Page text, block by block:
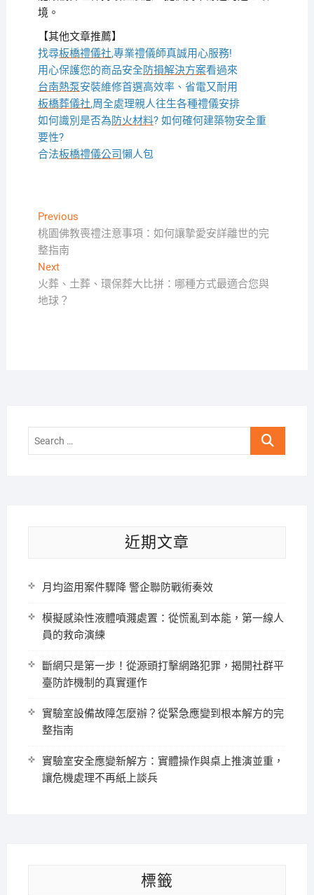
境。
【其他文章推薦】
找尋板橋禮儀社,專業禮儀師真誠用心服務!
用心保護您的商品安全防損解決方案看過來
台南熱泵安裝維修首選高效率、省電又耐用
板橋葬儀社,周全處理親人往生各種禮儀安排
如何識別是否為防火材料? 如何確何建築物安全重
要性?
合法板橋禮儀公司懶人包
文
章
導
覽
PreviousPrevious
post:
桃園佛教喪禮注意事項：如何讓摯愛安詳離世的完
整指南
NextNext
post:
火葬、土葬、環保葬大比拼：哪種方式最適合您與
地球？
Search
近期文章
月均盜用案件驟降 警企聯防戰術奏效
模擬感染性液體噴濺處置：從慌亂到本能，第一線人
員的救命演練
斷網只是第一步！從源頭打擊網路犯罪，揭開社群平
臺防詐機制的真實運作
實驗室設備故障怎麼辦？從緊急應變到根本解方的完
整指南
實驗室安全應變新解方：實體操作與桌上推演並重，
讓危機處理不再紙上談兵
標籤